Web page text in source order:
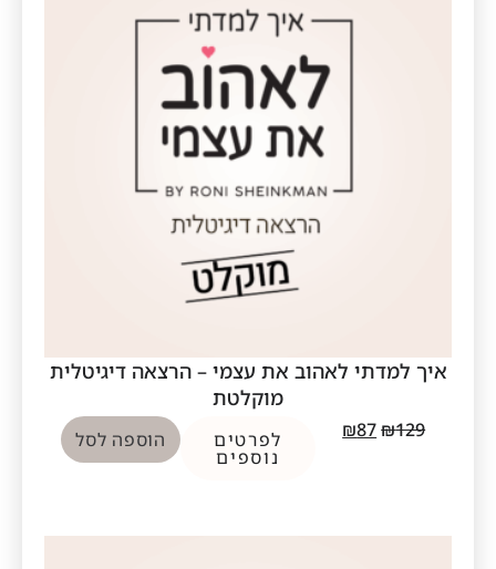
איך למדתי לאהוב את עצמי – הרצאה דיגיטלית
מוקלטת
₪129
₪87 לפרטים
נוספים
הוספה לסל